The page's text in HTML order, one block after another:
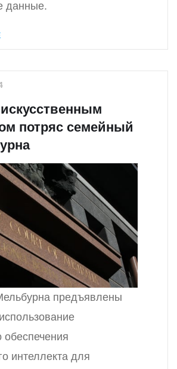
данные.
потряс семейный
предъявлены
обеспечения
интеллекта для